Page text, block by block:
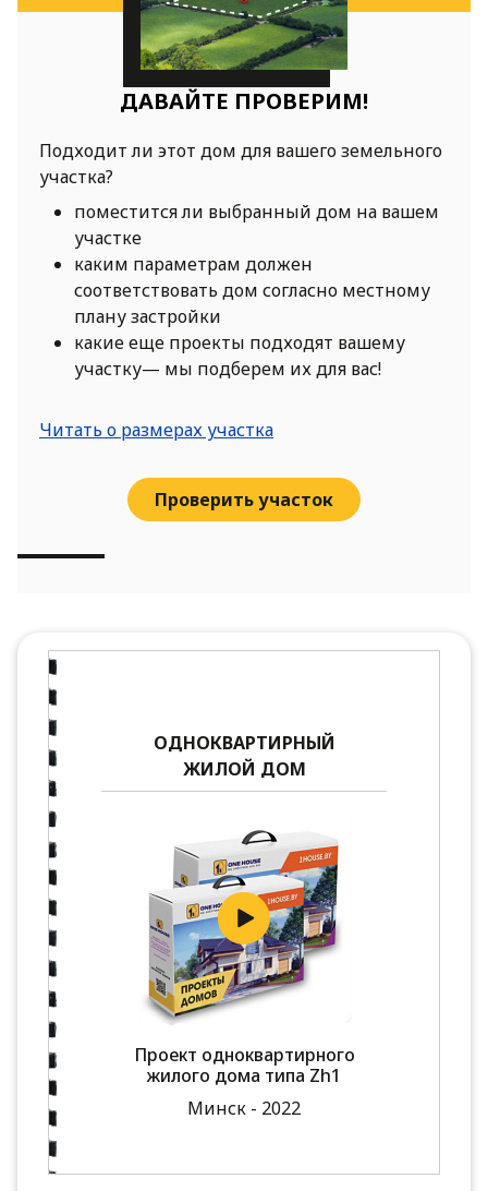
ДАВАЙТЕ ПРОВЕРИМ!
Подходит ли этот дом для вашего земельного
участка?
поместится ли выбранный дом на вашем
участке
каким параметрам должен
соответствовать дом согласно местному
плану застройки
какие еще проекты подходят вашему
участку— мы подберем их для вас!
Читать о размерах участка
Проверить участок
ОДНОКВАРТИРНЫЙ
ЖИЛОЙ ДОМ
Проект одноквартирного
жилого дома типа Zh1
Минск - 2022